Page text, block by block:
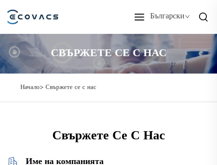
Български
СВЪРЖЕТЕ СЕ С НАС
Начало> Свържете се с нас
Свържете Се С Нас
Име на компанията